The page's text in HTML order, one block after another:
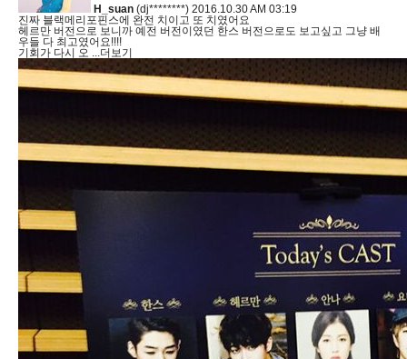
H_suan (dj********) 2016.10.30 AM 03:19
진짜 블랙메리포핀스에 완전 치이고 또 치였어요
헤르만 버전으로 보니까 예전 버전이였던 한스 버전으로도 보고싶고 그냥 배
우들 다 최고였어요!!!!
기회가 다시 오 ...더보기